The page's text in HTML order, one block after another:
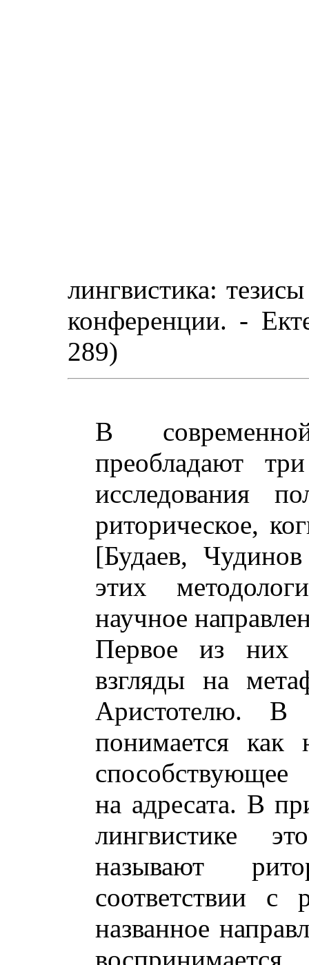
лингвистика:
конференции. -
289)
В
преобладают
исследования
риторическое,
[Будаев,
этих
научное
Первое из них
взгляды на
Аристотелю. В
понимается как
способствующее
на адресата. В
лингвистике
называют
соответствии с
названное